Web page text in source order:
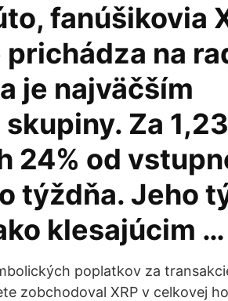
fanúšikovia
na
je najväčším
Za
24% od
týždňa. Jeho
klesajúcim …
poplatkov za
zobchodoval XRP v celkovej